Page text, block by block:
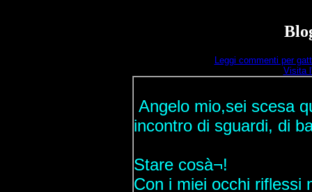
Leggi commenti per
Visita
Angelo mio,sei scesa
incontro di sguardi, di
Stare cosà¬!
Con i miei occhi riflessi